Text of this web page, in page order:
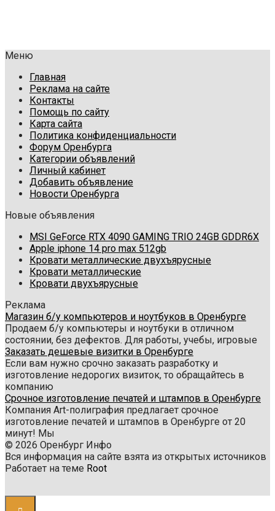
Меню
Главная
Реклама на сайте
Контакты
Помощь по сайту
Карта сайта
Политика конфиденциальности
Форум Оренбурга
Категории объявлений
Личный кабинет
Добавить объявление
Новости Оренбурга
Новые объявления
MSI GeForce RTX 4090 GAMING TRIO 24GB GDDR6X
Apple iphone 14 pro max 512gb
Кровати металлические двухъярусные
Кровати металлические
Кровати двухъярусные
Реклама
Магазин б/у компьютеров и ноутбуков в Оренбурге
Продаем б/у компьютеры и ноутбуки в отличном
состоянии, без дефектов. Для работы, учебы, игровые
Заказать дешевые визитки в Оренбурге
Если вам нужно срочно заказать разработку и
изготовление недорогих визиток, то обращайтесь в
компанию
Срочное изготовление печатей и штампов в Оренбурге
Компания Art-полиграфия предлагает срочное
изготовление печатей и штампов в Оренбурге от 20
минут! Мы
© 2026 Оренбург Инфо
Вся информация на сайте взята из открытых источников
Работает на теме Root